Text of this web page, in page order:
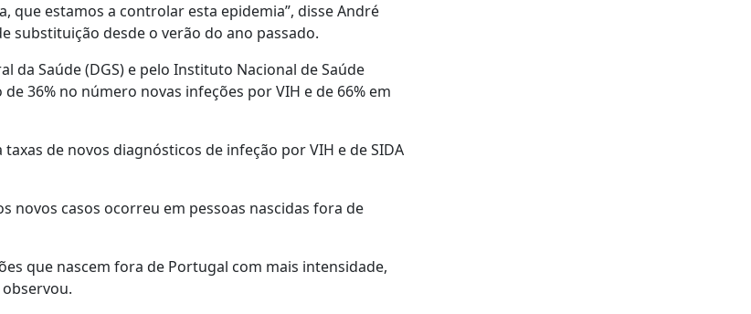
que estamos a controlar esta epidemia”, disse André
substituição desde o verão do ano passado.
da Saúde (DGS) e pelo Instituto Nacional de Saúde
36% no número novas infeções por VIH e de 66% em
de novos diagnósticos de infeção por VIH e de SIDA
novos casos ocorreu em pessoas nascidas fora de
que nascem fora de Portugal com mais intensidade,